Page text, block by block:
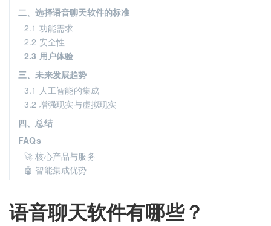
语音聊天软件有哪些？
二、选择语音聊天软件的标准
2.1 功能需求
2.2 安全性
2.3 用户体验
三、未来发展趋势
3.1 人工智能的集成
3.2 增强现实与虚拟现实
四、总结
FAQs
🚀 核心产品与服务
🤖 智能集成优势